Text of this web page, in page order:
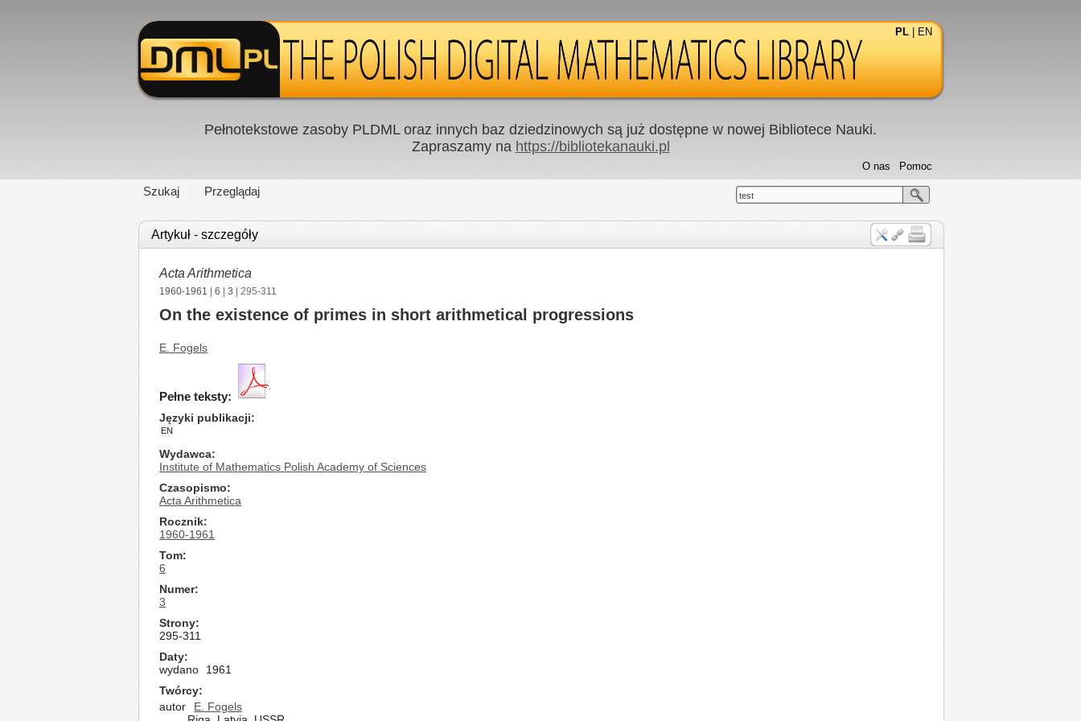
PL EN
Pełnotekstowe zasoby PLDML oraz innych baz dziedzinowych są już dostępne w nowej Bibliotece Nauki.
Zapraszamy na https://bibliotekanauki.pl
Szukaj Przeglądaj
Pomoc
O nas
test
Artykuł - szczegóły
Acta Arithmetica
1960-1961 6 3 | 295-311
On the existence of primes in short arithmetical progressions
E. Fogels
Pełne teksty:
Języki publikacji
EN
Wydawca
Institute of Mathematics Polish Academy of Sciences
Czasopismo
Acta Arithmetica
Rocznik
1960-1961
Tom
6
Numer
3
Strony
295-311
Daty
wydano
1961
Twórcy
autor
E. Fogels